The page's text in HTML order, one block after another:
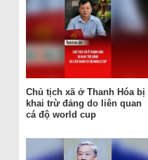
Chủ tịch xã ở Thanh Hóa bị
khai trừ đảng do liên quan
cá độ world cup